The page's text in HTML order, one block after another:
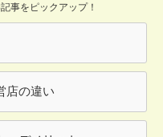
事をピックアップ！
店の違い